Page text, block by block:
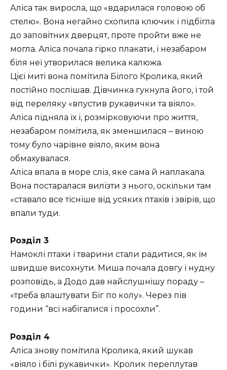
Аліса так виросла, що «вдарилася головою об
стелю». Вона негайно схопила ключик і підбігла
до заповітних дверцят, проте пройти вже не
могла. Аліса почала гірко плакати, і незабаром
біля неї утворилася велика калюжа.
Цієї миті вона помітила Білого Кролика, який
постійно поспішав. Дівчинка гукнула його, і той
від переляку «впустив рукавички та віяло».
Аліса підняла їх і, розмірковуючи про життя,
незабаром помітила, як зменшилася – виною
тому було чарівне віяло, яким вона
обмахувалася.
Аліса впала в море сліз, яке сама й наплакала.
Вона постаралася вилізти з нього, оскільки там
«ставало все тісніше від усяких птахів і звірів, що
впали туди.
Розділ 3
Намоклі птахи і тварини стали радитися, як їм
швидше висохнути. Миша почала довгу і нудну
розповідь, а Додо дав найслушнішу пораду –
«треба влаштувати Біг по колу». Через пів
години “всі набігалися і просохли”.
Розділ 4
Аліса знову помітила Кролика, який шукав
«віяло і білі рукавички». Кролик переплутав